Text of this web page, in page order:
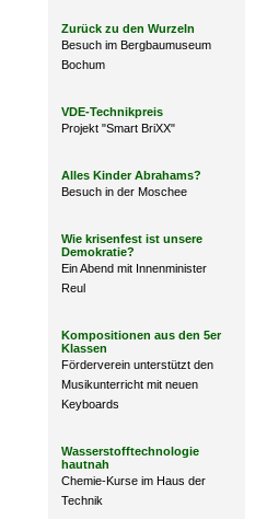
Zurück zu den Wurzeln
Besuch im Bergbaumuseum
Bochum
VDE-Technikpreis
Projekt "Smart BriXX"
Alles Kinder Abrahams?
Besuch in der Moschee
Wie krisenfest ist unsere
Demokratie?
Ein Abend mit Innenminister
Reul
Kompositionen aus den 5er
Klassen
Förderverein unterstützt den
Musikunterricht mit neuen
Keyboards
Wasserstofftechnologie
hautnah
Chemie-Kurse im Haus der
Technik